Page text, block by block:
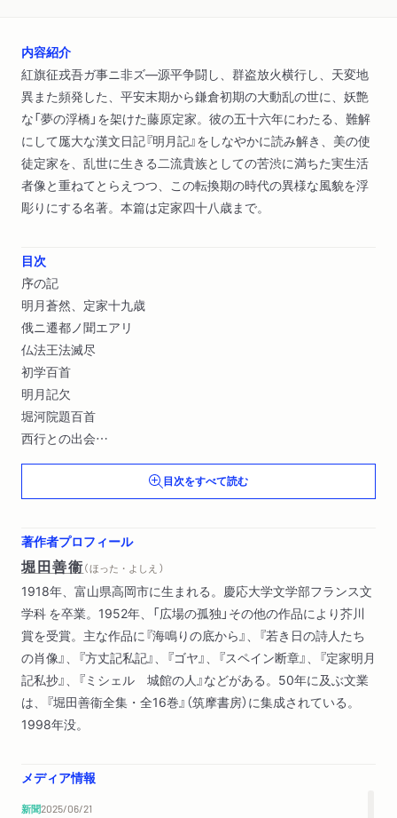
内容紹介
紅旗征戎吾ガ事ニ非ズ―源平争闘し、群盗放火横行し、天変地
異また頻発した、平安末期から鎌倉初期の大動乱の世に、妖艶
な「夢の浮橋」を架けた藤原定家。彼の五十六年にわたる、難解
にして厖大な漢文日記『明月記』をしなやかに読み解き、美の使
徒定家を、乱世に生きる二流貴族としての苦渋に満ちた実生活
者像と重ねてとらえつつ、この転換期の時代の異様な風貌を浮
彫りにする名著。本篇は定家四十八歳まで。
目次
序の記
明月蒼然、定家十九歳
俄ニ遷都ノ聞エアリ
仏法王法滅尽
初学百首
明月記欠
堀河院題百首
西行との出会
花も紅葉もなかりけり
目次をすべて読む
著作者プロフィール
堀田善衞（ ほった・よしえ ）
1918年、富山県高岡市に生まれる。慶応大学文学部フランス文
学科 を卒業。1952年、「広場の孤独」その他の作品により芥川
賞を受賞。主な作品に『海鳴りの底から』、『若き日の詩人たち
の肖像』、『方丈記私記』、『ゴヤ』、『スペイン断章』、『定家明月
記私抄』、『ミシェル 城館の人』などがある。50年に及ぶ文業
は、『堀田善衞全集・全16巻』（筑摩書房）に集成されている。
1998年没。
メディア情報
新聞2025/06/21